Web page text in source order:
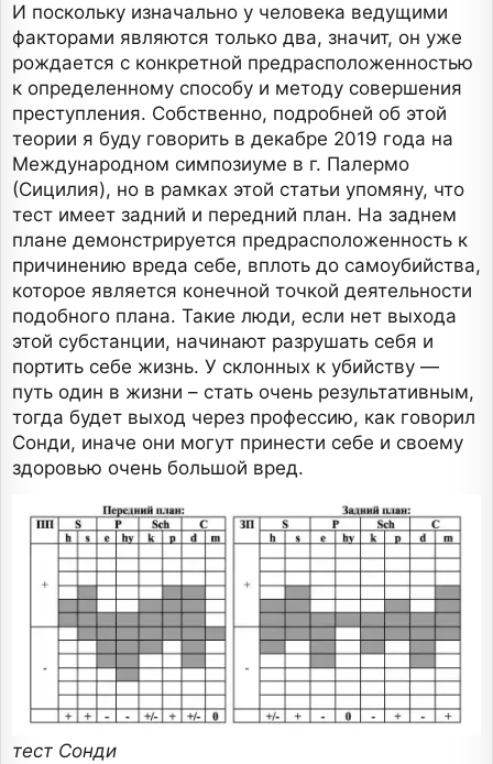
И поскольку изначально у человека ведущими
факторами являются только два, значит, он уже
рождается с конкретной предрасположенностью
к определенному способу и методу совершения
преступления. Собственно, подробней об этой
теории я буду говорить в декабре 2019 года на
Международном симпозиуме в г. Палермо
(Сицилия), но в рамках этой статьи упомяну, что
тест имеет задний и передний план. На заднем
плане демонстрируется предрасположенность к
причинению вреда себе, вплоть до самоубийства,
которое является конечной точкой деятельности
подобного плана. Такие люди, если нет выхода
этой субстанции, начинают разрушать себя и
портить себе жизнь. У склонных к убийству —
путь один в жизни – стать очень результативным,
тогда будет выход через профессию, как говорил
Сонди, иначе они могут принести себе и своему
здоровью очень большой вред.
тест Сонди